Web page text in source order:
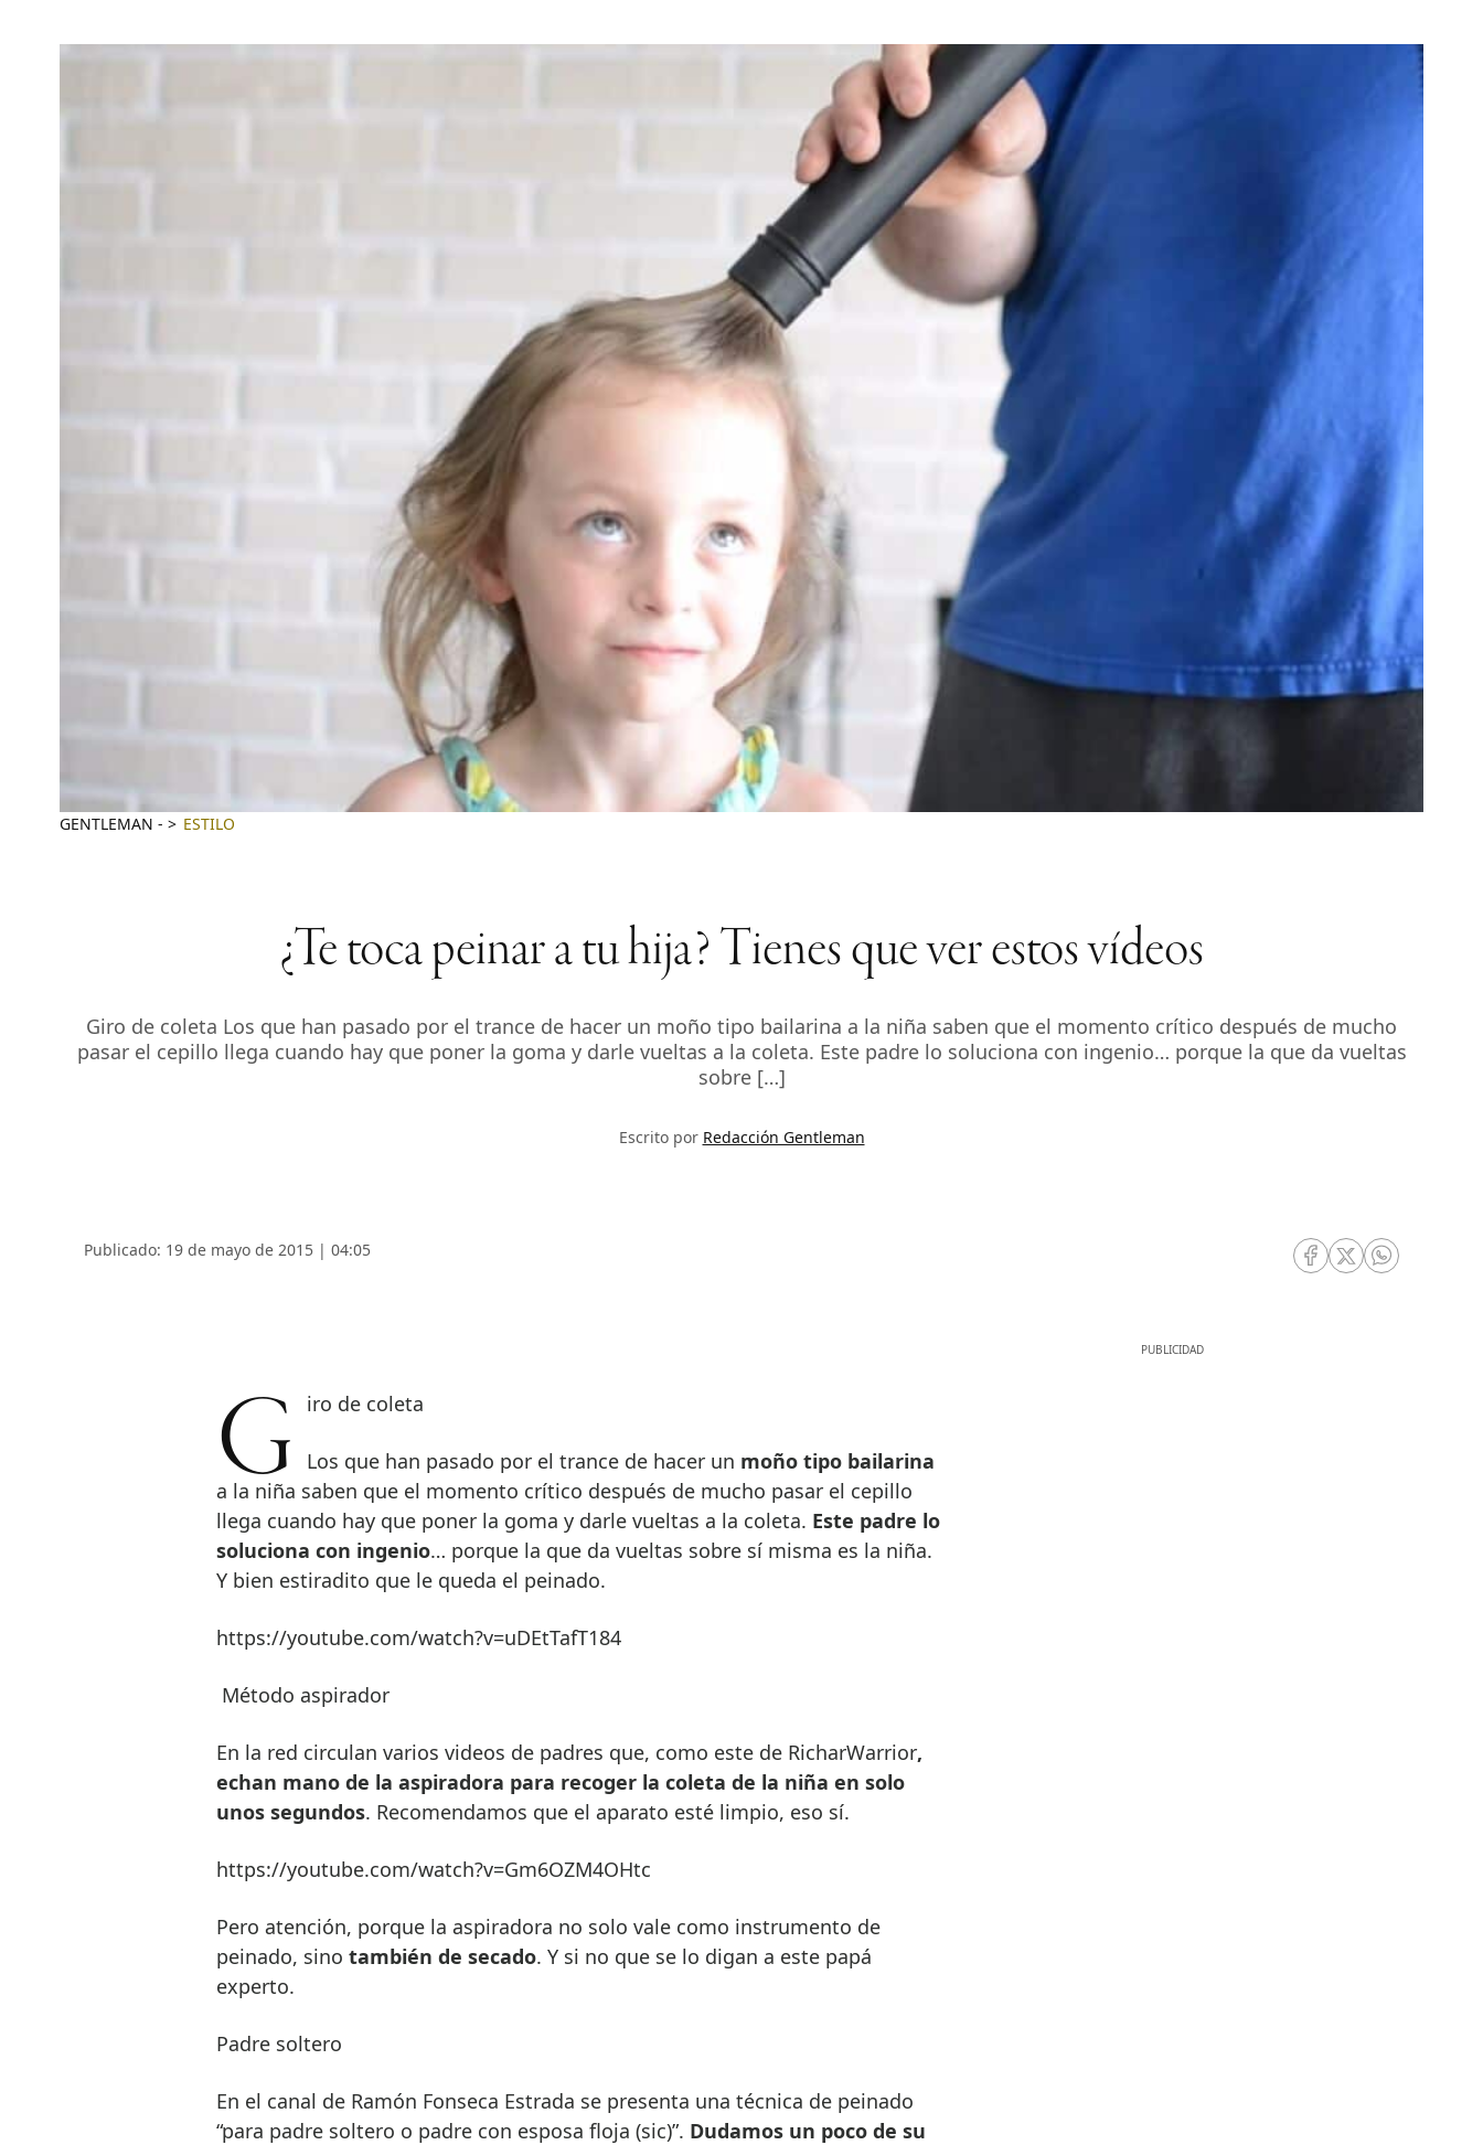
GENTLEMAN - ESTILO
¿Te toca peinar a tu hija? Tienes que ver estos vídeos
Giro de coleta Los que han pasado por el trance de hacer un moño tipo bailarina a la niña saben que el momento crítico después de mucho
pasar el cepillo llega cuando hay que poner la goma y darle vueltas a la coleta. Este padre lo soluciona con ingenio… porque la que da vueltas
sobre […]
Escrito por Redacción Gentleman
Publicado: 19 de mayo de 2015 | 04:05
RRSS Facebook
RRSS Twitter
RRSS
Giro de coleta
Los que han pasado por el trance de hacer un moño tipo bailarina
a la niña saben que el momento crítico después de mucho pasar el cepillo
llega cuando hay que poner la goma y darle vueltas a la coleta. Este padre lo
soluciona con ingenio… porque la que da vueltas sobre sí misma es la niña.
Y bien estiradito que le queda el peinado.
https://youtube.com/watch?v=uDEtTafT184
Método aspirador
En la red circulan varios videos de padres que, como este de RicharWarrior,
echan mano de la aspiradora para recoger la coleta de la niña en solo
unos segundos. Recomendamos que el aparato esté limpio, eso sí.
https://youtube.com/watch?v=Gm6OZM4OHtc
Pero atención, porque la aspiradora no solo vale como instrumento de
peinado, sino también de secado. Y si no que se lo digan a este papá
experto.
Padre soltero
En el canal de Ramón Fonseca Estrada se presenta una técnica de peinado
“para padre soltero o padre con esposa floja (sic)”. Dudamos un poco de su